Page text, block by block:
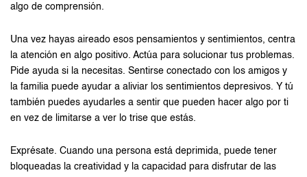
algo de comprensión.
Una vez hayas aireado esos pensamientos y sentimientos, centra
la atención en algo positivo. Actúa para solucionar tus problemas.
Pide ayuda si la necesitas. Sentirse conectado con los amigos y
la familia puede ayudar a aliviar los sentimientos depresivos. Y tú
también puedes ayudarles a sentir que pueden hacer algo por ti
en vez de limitarse a ver lo trise que estás.
Exprésate. Cuando una persona está deprimida, puede tener
bloqueadas la creatividad y la capacidad para disfrutar de las